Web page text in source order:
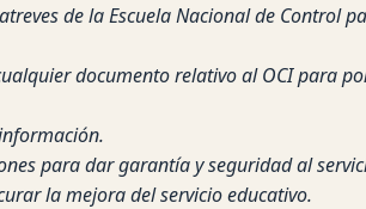
de la Escuela Nacional de Control
documento relativo al OCI para
para dar garantía y seguridad al
la mejora del servicio educativo.